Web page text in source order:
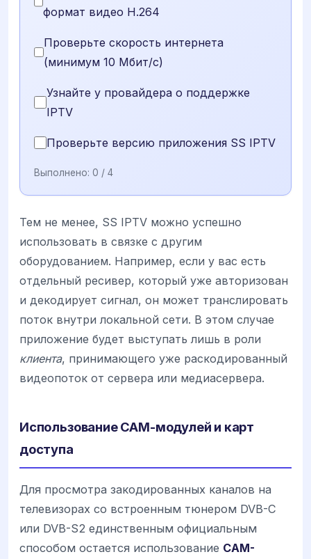
формат видео H.264
Проверьте скорость интернета
(минимум 10 Мбит/с)
Узнайте у провайдера о поддержке
IPTV
Проверьте версию приложения SS IPTV
Выполнено: 0 / 4
Тем не менее, SS IPTV можно успешно
использовать в связке с другим
оборудованием. Например, если у вас есть
отдельный ресивер, который уже авторизован
и декодирует сигнал, он может транслировать
поток внутри локальной сети. В этом случае
приложение будет выступать лишь в роли
клиента, принимающего уже раскодированный
видеопоток от сервера или медиасервера.
Использование CAM-модулей и карт
доступа
Для просмотра закодированных каналов на
телевизорах со встроенным тюнером DVB-C
или DVB-S2 единственным официальным
способом остается использование CAM-